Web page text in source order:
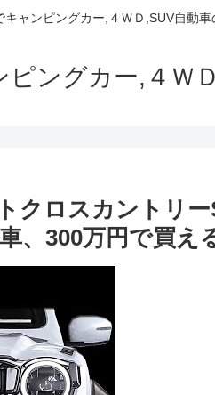
キャンピングカー,４ＷＤ,SUV自動
ピングカー,４Ｗ
クロスカントリ
、300万円で買え